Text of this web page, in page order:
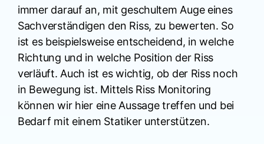
immer darauf an, mit geschultem Auge eines
Sachverständigen den Riss, zu bewerten. So
ist es beispielsweise entscheidend, in welche
Richtung und in welche Position der Riss
verläuft. Auch ist es wichtig, ob der Riss noch
in Bewegung ist. Mittels Riss Monitoring
können wir hier eine Aussage treffen und bei
Bedarf mit einem Statiker unterstützen.